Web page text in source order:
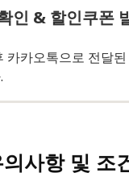
인 & 할인쿠폰
카카오톡으로 전달
사항 및 조